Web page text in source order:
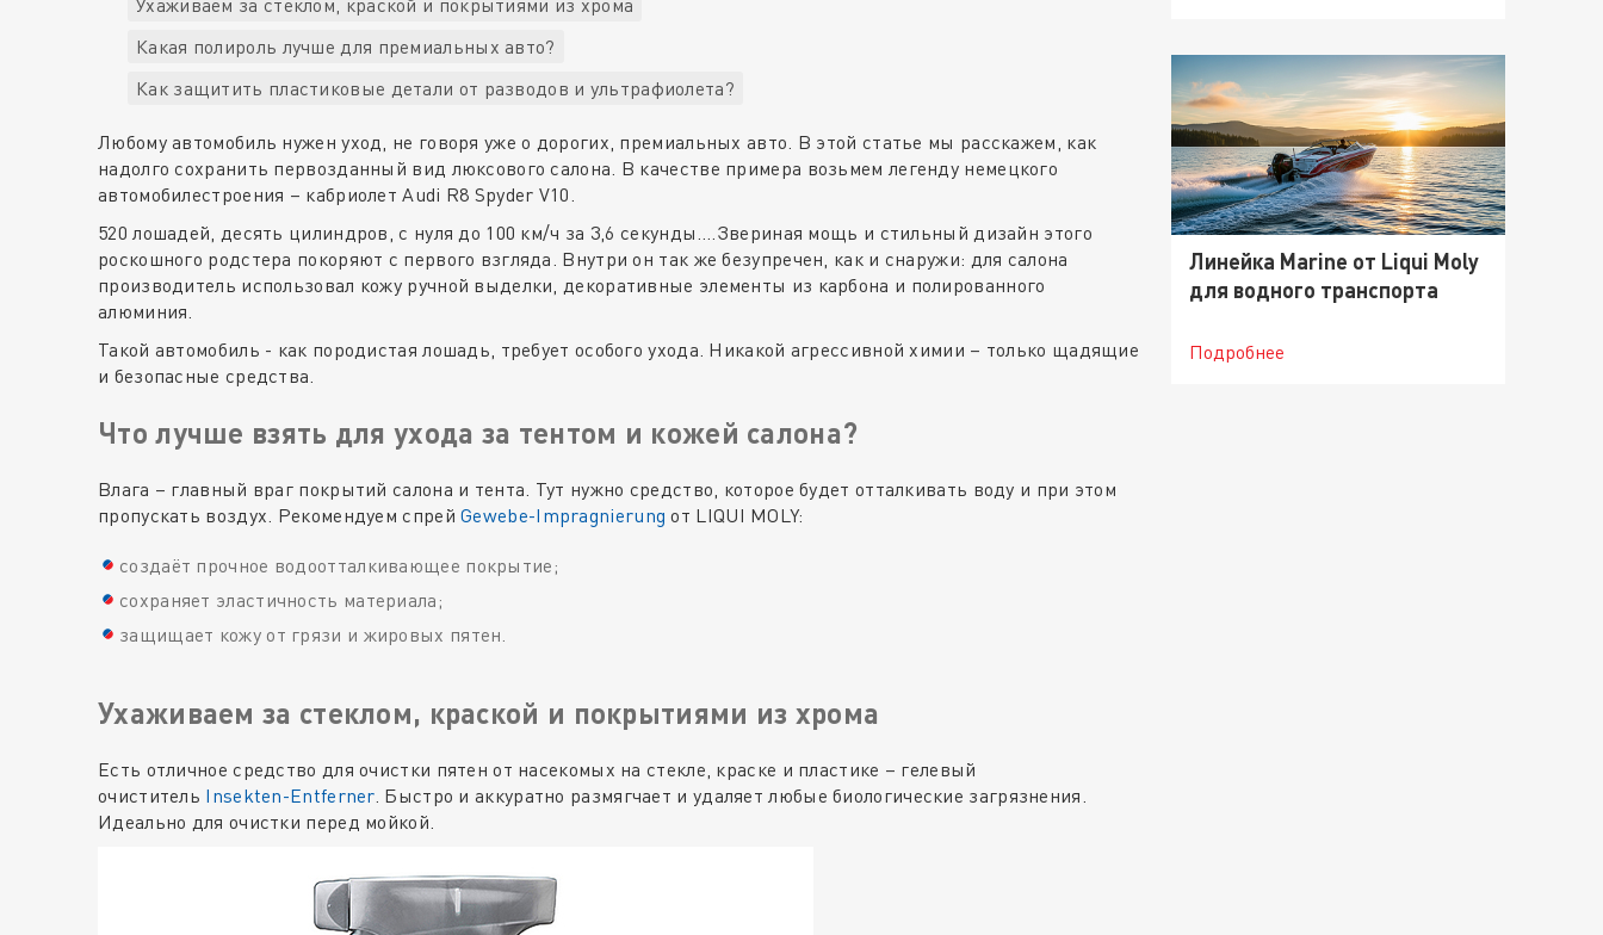
Ухаживаем за стеклом, краской и покрытиями из хрома
Какая полироль лучше для премиальных авто?
Как защитить пластиковые детали от разводов и ультрафиолета?
Любому автомобиль нужен уход, не говоря уже о дорогих, премиальных авто. В этой статье мы расскажем, как
надолго сохранить первозданный вид люксового салона. В качестве примера возьмем легенду немецкого
автомобилестроения – кабриолет Audi R8 Spyder V10.
520 лошадей, десять цилиндров, с нуля до 100 км/ч за 3,6 секунды….Звериная мощь и стильный дизайн этого
роскошного родстера покоряют с первого взгляда. Внутри он так же безупречен, как и снаружи: для салона
производитель использовал кожу ручной выделки, декоративные элементы из карбона и полированного
алюминия.
Такой автомобиль - как породистая лошадь, требует особого ухода. Никакой агрессивной химии – только щадящие
и безопасные средства.
Что лучше взять для ухода за тентом и кожей салона?
Влага – главный враг покрытий салона и тента. Тут нужно средство, которое будет отталкивать воду и при этом
пропускать воздух. Рекомендуем спрейGewebe-Impragnierung от LIQUI MOLY:
создаёт прочное водоотталкивающее покрытие;
сохраняет эластичность материала;
защищает кожу от грязи и жировых пятен.
Ухаживаем за стеклом, краской и покрытиями из хрома
Есть отличное средство для очистки пятен от насекомых на стекле, краске и пластике – гелевый
очиститель Insekten-Entferner. Быстро и аккуратно размягчает и удаляет любые биологические загрязнения.
Идеально для очистки перед мойкой.
Линейка Marine от Liqui Moly
для водного транспорта
Подробнее